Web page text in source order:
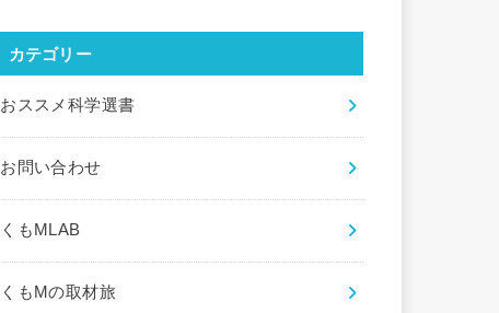
カテゴリー
おススメ科学選書
お問い合わせ
くもMLAB
くもMの取材旅